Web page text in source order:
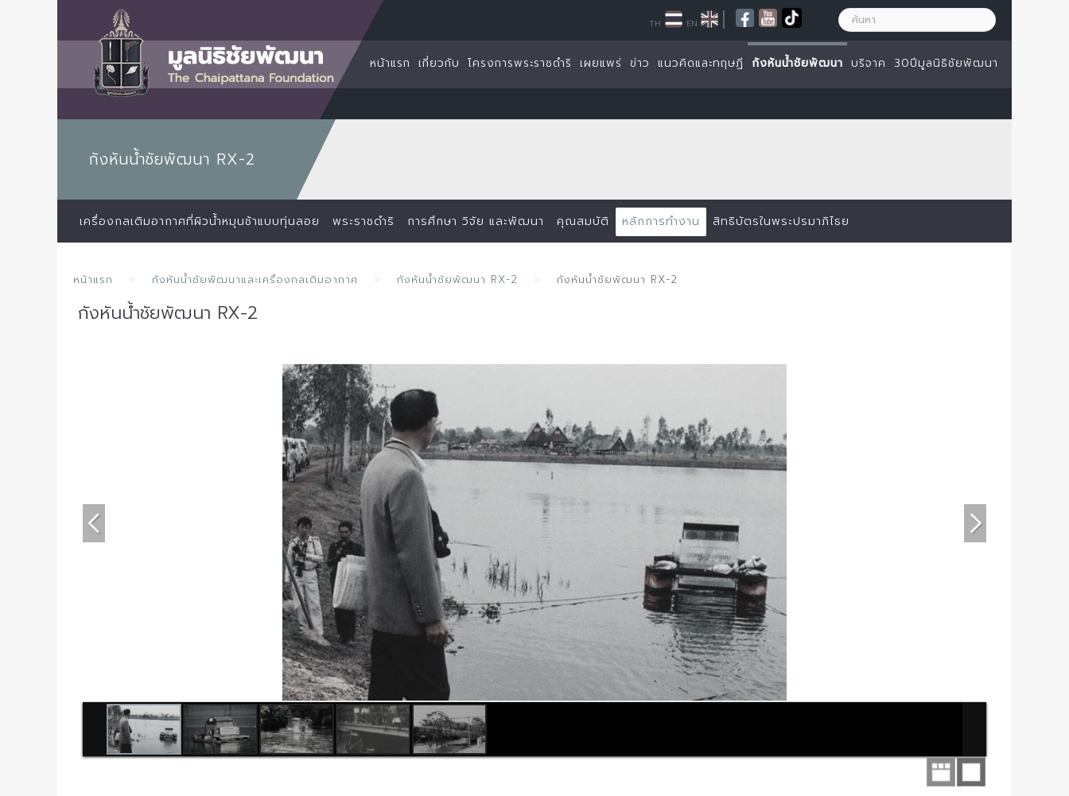
หน้าแรก เกี่ยวกับ โครงการพระราชดำริ เผยแพร่ ข่าว แนวคิดและทฤษฏี กังหันน้ำชัยพัฒนา บริจาค 30ปีมูลนิธิชัยพัฒนา
TH EN |
กังหันน้ำชัยพัฒนา RX-2
เครื่องกลเติมอากาศที่ผิวน้ำหมุนช้าแบบทุ่นลอย พระราชดำริ การศึกษา วิจัย และพัฒนา คุณสมบัติ หลักการทำงาน สิทธิบัตรในพระปรมาภิไธย
หน้าแรก กังหันน้ำชัยพัฒนาและเครื่องกลเติมอากาศ กังหันน้ำชัยพัฒนา RX-2 กังหันน้ำชัยพัฒนา RX-2
กังหันน้ำชัยพัฒนา RX-2